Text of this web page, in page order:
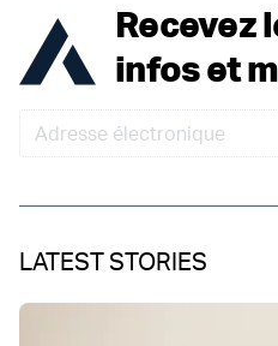
Recevez
infos et
LATEST STORIES